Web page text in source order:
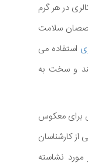
در حالی که چربی ها دارای 9 کالری در هر گرم
سلامت
استفاده می
و سخت به
برای معکوس
کارشناسان
مورد نشاسته